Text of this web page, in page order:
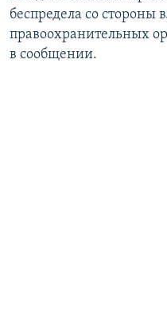
беспредела со стороны
правоохранительных
в сообщении.